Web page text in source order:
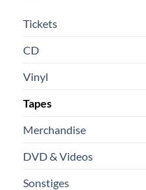
Tickets
CD
Vinyl
Tapes
Merchandise
DVD & Videos
Sonstiges